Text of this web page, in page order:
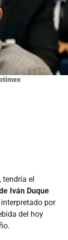
tendría el
Iván Duque
por
del hoy